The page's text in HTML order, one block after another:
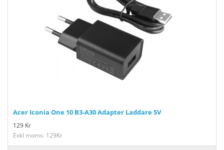
Acer Iconia One 10 B3-A30 Adapter Laddare 5V
129 Kr
Exkl moms: 129Kr